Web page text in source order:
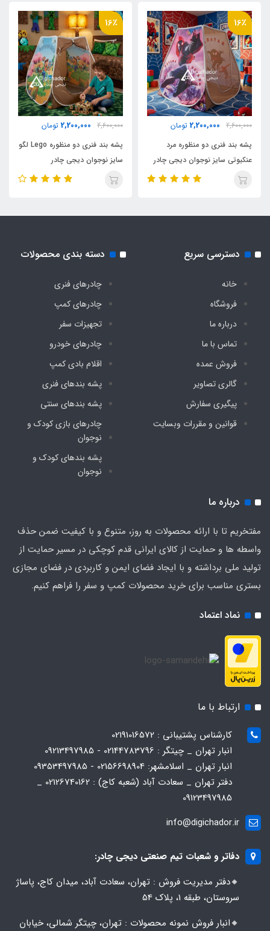
پلی استر پشت نقره ضد آب
وزن
2500 گرم
اقلام همراه
کیف حمل مخصوص بنددار کوله ای
نوع اسکلت
ابریشم
16٪
2,600,000
2,200,000 تومان
پشه بند فنری دو منظوره مرد
عنکبوتی سایز نوجوان دیجی چادر
16٪
2,600,000
2,200,000 تومان
پشه بند فنری دو منظوره Lego لگو
سایز نوجوان دیجی چادر
نماد اعتماد
دسترسی سریع
خانه
فروشگاه
درباره ما
تماس با ما
فروش عمده
گالری تصاویر
پیگیری سفارش
قوانین و مقررات وبسایت
دسته بندی محصولات
چادرهای فنری
چادرهای کمپ
تجهیزات سفر
چادرهای خودرو
اقلام بادی کمپ
پشه‌ بندهای فنری
پشه‌ بندهای سنتی
چادرهای بازی کودک و
نوجوان
پشه‌ بندهای کودک و
نوجوان
درباره ما
مفتخریم تا با ارائه محصولات به روز، متنوع و با کیفیت ضمن حذف
واسطه ها و حمایت از کالای ایرانی قدم کوچکی در مسیر حمایت از
تولید ملی برداشته و با ایجاد فضای ایمن و کاربردی در فضای مجازی
بستری مناسب برای خرید محصولات کمپ و سفر را فراهم کنیم.
ارتباط با ما
کارشناس پشتیبانی : 02191016572
انبار تهران _ چیتگر : 02144783796 - 09213497985
انبار تهران _ اسلامشهر: 02156698904 - 09353497985
دفتر تهران _ سعادت آباد (شعبه کاج) : 02126740162 _
09123497985
info@digichador.ir
دفاتر و شعبات تیم صنعتی دیجی چادر:
🔸️​​دفتر مدیریت فروش : تهران، سعادت آباد، میدان کاج، پاساژ
سروستان، طبقه 1، پلاک 54
🔸️​​انبار فروش نمونه محصولات : تهران، چیتگر شمالی، خیابان